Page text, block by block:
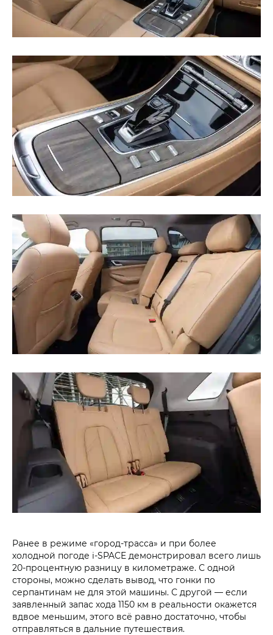
Ранее в режиме «город-трасса» и при более
холодной погоде i‑SPACE демонстрировал всего лишь
20-процентную разницу в километраже. С одной
стороны, можно сделать вывод, что гонки по
серпантинам не для этой машины. С другой — если
заявленный запас хода 1150 км в реальности окажется
вдвое меньшим, этого всё равно достаточно, чтобы
отправляться в дальние путешествия.